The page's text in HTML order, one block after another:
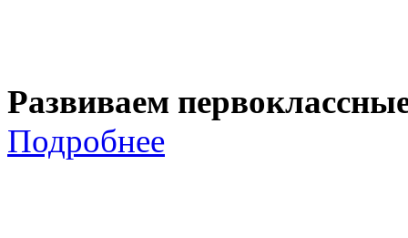
Развиваем
Подробнее